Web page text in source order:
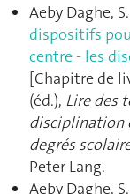
Aeby Daghe,
dispositifs
centre - les
[Chapitre de
(éd.), Lire des
disciplination
degrés
Peter Lang.
Aeby Daghe,